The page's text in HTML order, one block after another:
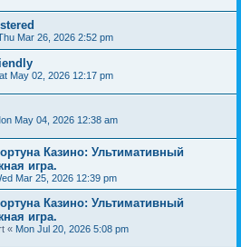
Mar 26, 2026 2:52 pm
May 02, 2026 12:17 pm
May 04, 2026 12:38 am
Казино: Ультимативный
игра.
Mar 25, 2026 12:39 pm
Казино: Ультимативный
игра.
« Mon Jul 20, 2026 5:08 pm